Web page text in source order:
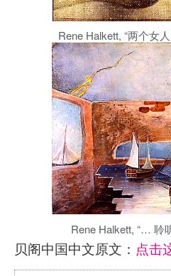
Rene Halkett, “两个女
Rene Halkett, “… 聆
贝阁中国中文原文： 点击